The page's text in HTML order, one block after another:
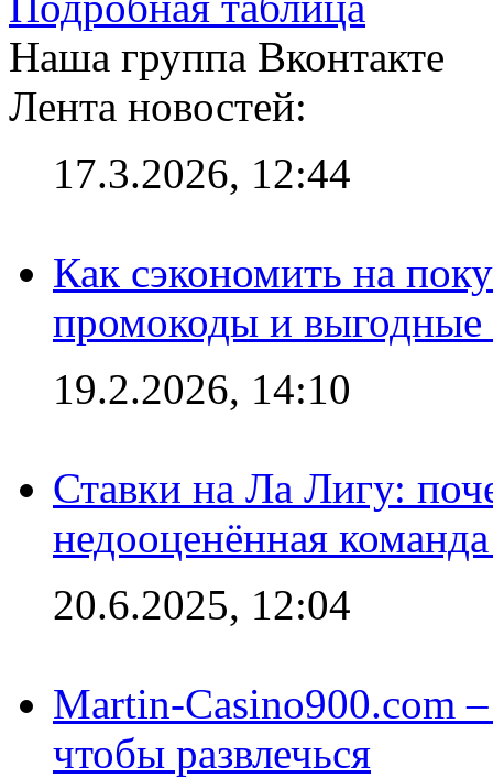
Наша группа Вконтакте
Лента новостей:
17.3.2026, 12:44
Как сэкономить на
промокоды и выгодные
19.2.2026, 14:10
Ставки на Ла Лигу:
недооценённая
20.6.2025, 12:04
Martin-Casino900.com
чтобы развлечься